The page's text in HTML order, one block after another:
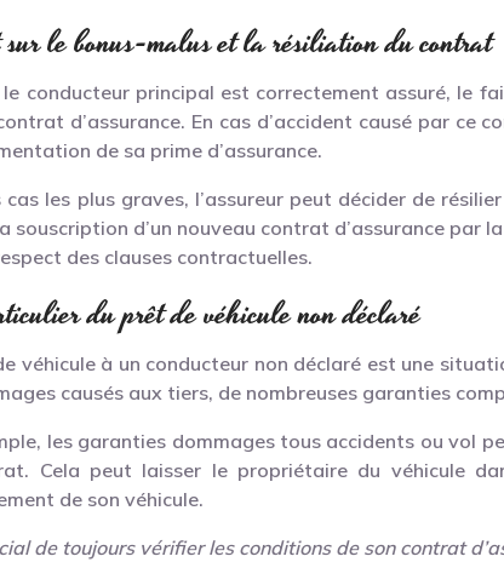
le bonus-malus et la résiliation du contrat
le conducteur principal est correctement assuré, le
d’assurance. En cas d’accident causé par
de sa prime d’assurance.
cas les plus graves, l’assureur peut décider de
souscription d’un nouveau contrat d’assurance par
des clauses contractuelles.
du prêt de véhicule non déclaré
véhicule à un conducteur non déclaré est une
causés aux tiers, de nombreuses garanties
les garanties dommages tous accidents ou vol
Cela peut laisser le propriétaire du véhicule
de son véhicule.
de toujours vérifier les conditions de son contrat